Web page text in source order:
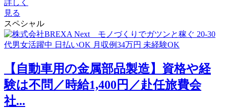
詳しく
見る
スペシャル
【自動車用の金属部品製造】資格や経
験は不問／時給1,400円／赴任旅費会
社...